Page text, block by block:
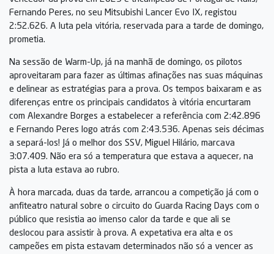
Fernando Peres, no seu Mitsubishi Lancer Evo IX, registou
2:52.626. A luta pela vitória, reservada para a tarde de domingo,
prometia.
Na sessão de Warm-Up, já na manhã de domingo, os pilotos
aproveitaram para fazer as últimas afinações nas suas máquinas
e delinear as estratégias para a prova. Os tempos baixaram e as
diferenças entre os principais candidatos à vitória encurtaram
com Alexandre Borges a estabelecer a referência com 2:42.896
e Fernando Peres logo atrás com 2:43.536. Apenas seis décimas
a separá-los! Já o melhor dos SSV, Miguel Hilário, marcava
3:07.409. Não era só a temperatura que estava a aquecer, na
pista a luta estava ao rubro.
À hora marcada, duas da tarde, arrancou a competição já com o
anfiteatro natural sobre o circuito do Guarda Racing Days com o
público que resistia ao imenso calor da tarde e que ali se
deslocou para assistir à prova. A expetativa era alta e os
campeões em pista estavam determinados não só a vencer as